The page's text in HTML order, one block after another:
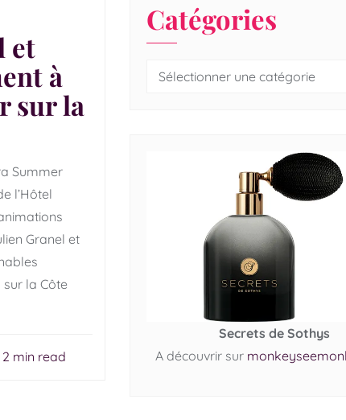
et
à
sur la
Summer
l’Hôtel
Granel et
la Côte
2 min read
Catégories
Secrets de Sothys
A découvrir sur